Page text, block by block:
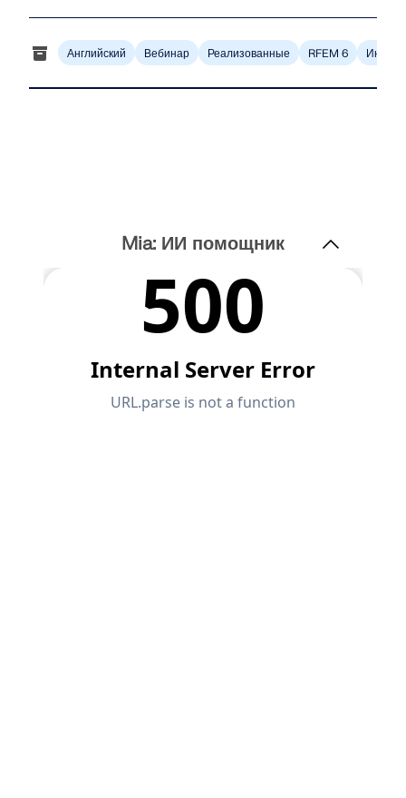
Английский Вебинар Реализованные RFEM 6
Mia: ИИ помощник